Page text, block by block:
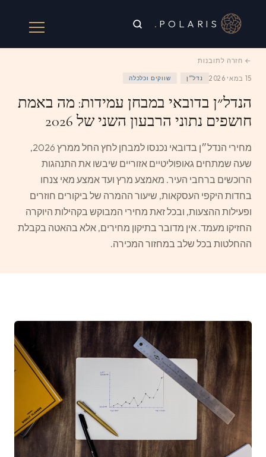
POLARIS
.
← חזרה לתובנות
15 במאי 2026 נדל״ן שווקים וכלכלה
הנדל״ן בדובאי במבחן עמידות: מה באמת
חושפים נתוני הרבעון השני של 2026
מחירי הנדל״ן בדובאי נכנסו למבחן לחץ החל ממרץ 2026,
שעה שמתחים גאופוליטיים אזוריים שיבשו את התנהגות
הרוכשים ברחבי העיר. מאמצע מרץ ועד אמצע מאי צנחו
בחדות היקפי העסקאות, שיעור ההמרה של ביקורים חוזרים
ופעילות ההצעות, ובכל זאת מחירי המבוקש בקהילות היוקרה
החזיקו מעמד. אין מדובר בתיקון מחירים, אלא בהאטה בקבלת
ההחלטות בכל שלב במחזור המכירה.